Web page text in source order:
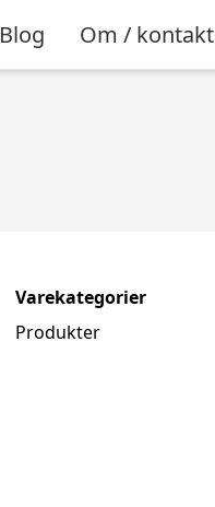
Blog Om / kontakt
Varekategorier
Produkter